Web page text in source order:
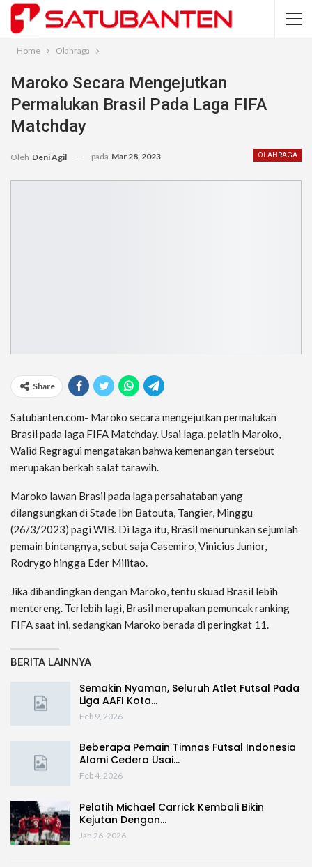
Home Olahraga
Maroko Secara Mengejutkan
Permalukan Brasil Pada Laga FIFA
Matchday
OLAHRAGA
Oleh Deni Agil pada Mar 28, 2023
Share
Satubanten.com- Maroko secara mengejutkan permalukan
Brasil pada laga FIFA Matchday. Usai laga, pelatih Maroko,
Walid Regragui mengatakan bahwa kemenangan tersebut
merupakan berkah salat tarawih.
Maroko lawan Brasil pada laga persahataban yang
dilangsungkan di Stade Ibn Batouta, Tangier, Minggu
(26/3/2023) pagi WIB. Di laga itu, Brasil menurunkan sejumlah
pemain bintangnya, sebut saja Casemiro, Vinicius Junior,
Rodrygo hingga Eder Militao.
Jika dibandingkan dengan Maroko, tentu skuad Brasil lebih
mentereng. Terlebih lagi, Brasil merupakan pemuncak ranking
FIFA saat ini, sedangkan Maroko berada di peringkat 11.
BERITA LAINNYA
Semakin Nyaman, Seluruh Atlet Futsal Pada
Liga AAFI Kota…
Feb 9, 2026
Beberapa Pemain Timnas Futsal Indonesia
Alami Cedera Usai…
Feb 4, 2026
Pelatih Michael Carrick Kembali Bikin
Kejutan Dengan…
Jan 26, 2026